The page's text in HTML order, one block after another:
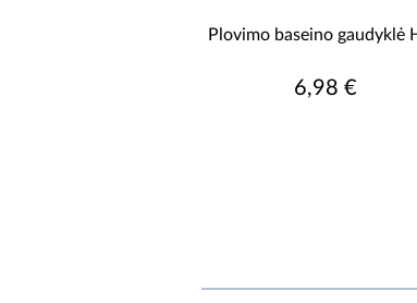
Plovimo baseino gaudyklė
6,98 €